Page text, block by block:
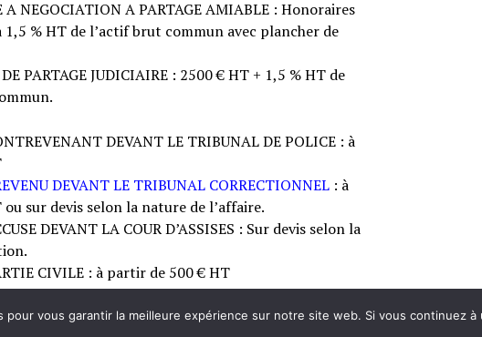
A NEGOCIATION A PARTAGE AMIABLE : Honoraires
1,5 % HT de l’actif brut commun avec plancher de
DE PARTAGE JUDICIAIRE : 2500 € HT + 1,5 % HT de
DEVANT LE TRIBUNAL DE POLICE : à
DEVANT LE TRIBUNAL CORRECTIONNEL : à
sur devis selon la nature de l’affaire.
DEVANT LA COUR D’ASSISES : Sur devis selon la
CIVILE : à partir de 500 € HT
du dossier
pour vous garantir la meilleure expérience sur notre site web. Si vous continuez